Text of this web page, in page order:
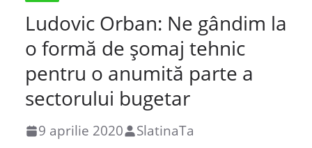
Ludovic Orban: Ne gândim la
o formă de şomaj tehnic
pentru o anumită parte a
sectorului bugetar
9 aprilie 2020 SlatinaTa